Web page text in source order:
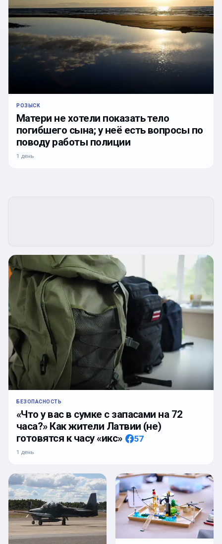
РОЗЫСК
Матери не хотели показать тело
погибшего сына; у неё есть вопросы по
поводу работы полиции
1 день
БЕЗОПАСНОСТЬ
«Что у вас в сумке с запасами на 72
часа?» Как жители Латвии (не)
готовятся к часу «икс»
57
1 день